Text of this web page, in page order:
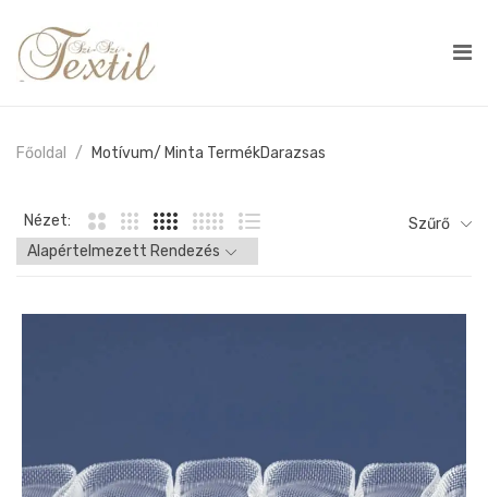
Főoldal Motívum/ Minta TermékDarazsas
Nézet: Szűrő